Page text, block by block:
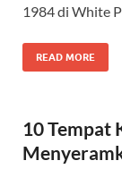
1984 di White
READ MORE
10 Tempat